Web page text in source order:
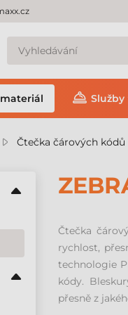
Služby
Čtečka čárových kódů
Čtečka
rychlost,
technologie
kódy.
přesně z